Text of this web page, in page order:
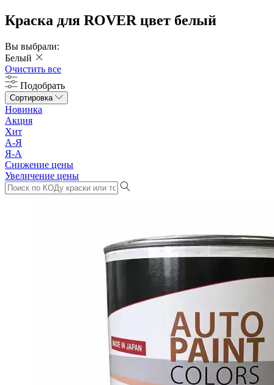
Краска для ROVER цвет белый
Вы выбрали:
Белый
Очистить все
Подобрать
Сортировка
Новинка
Акция
Хит
А-Я
Я-А
Снижение цены
Увеличение цены